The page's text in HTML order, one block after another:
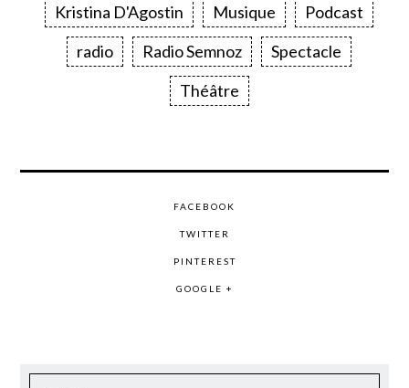
Kristina D'Agostin Musique
Podcast
radio
Radio Semnoz
Spectacle
Théâtre
FACEBOOK
TWITTER
PINTEREST
GOOGLE +